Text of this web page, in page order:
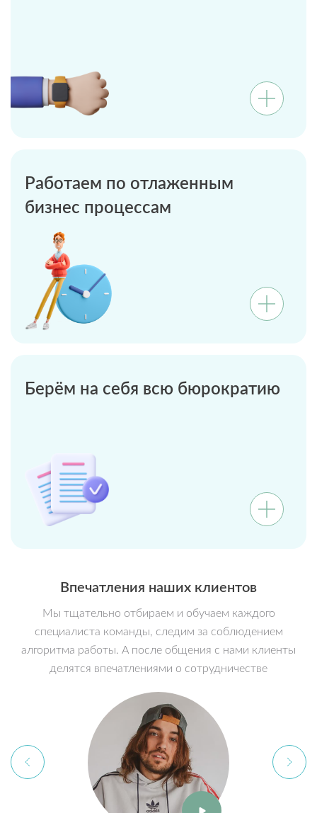
Работаем по отлаженным
бизнес процессам
Берём на себя всю бюрократию
Впечатления наших клиентов
Мы тщательно отбираем и обучаем каждого
специалиста команды, следим за соблюдением
алгоритма работы. А после общения с нами клиенты
делятся впечатлениями о сотрудничестве